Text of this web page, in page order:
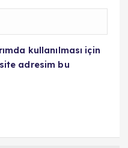
kullanılması için
adresim bu